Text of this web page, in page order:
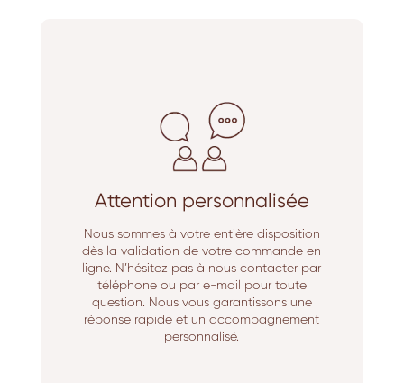
Attention personnalisée
Nous sommes à votre entière disposition
dès la validation de votre commande en
ligne. N’hésitez pas à nous contacter par
téléphone ou par e-mail pour toute
question. Nous vous garantissons une
réponse rapide et un accompagnement
personnalisé.